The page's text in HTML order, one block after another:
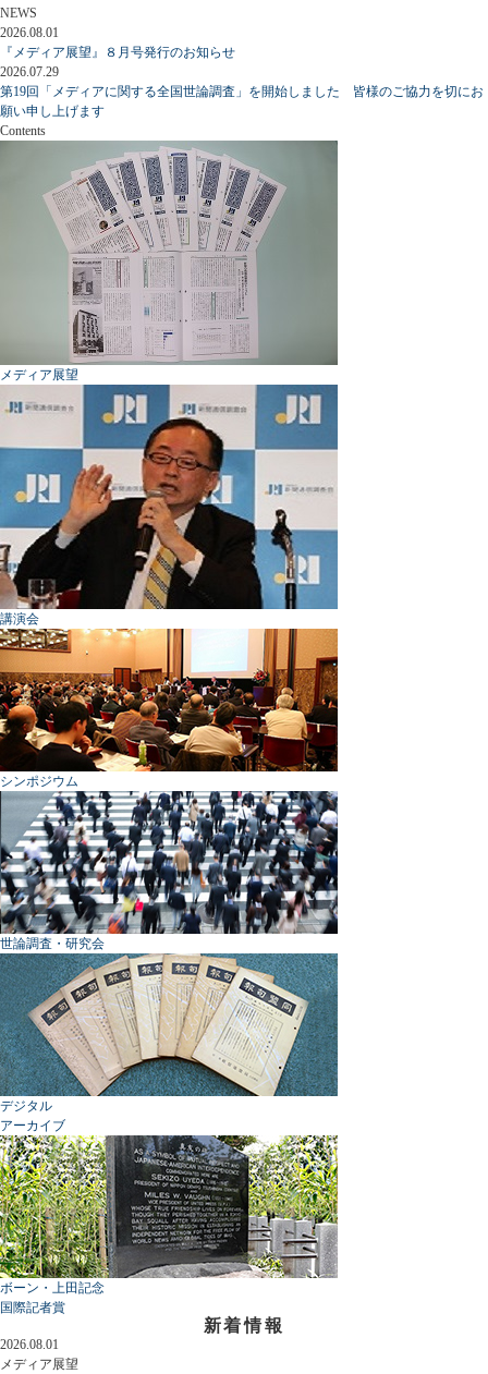
NEWS
2026.08.01
『メディア展望』８月号発行のお知らせ
2026.07.29
第19回「メディアに関する全国世論調査」を開始しました 皆様のご協力を切にお
願い申し上げます
Contents
メディア展望
講演会
シンポジウム
世論調査・研究会
デジタル
アーカイブ
ボーン・上田記念
国際記者賞
新着情報
2026.08.01
メディア展望